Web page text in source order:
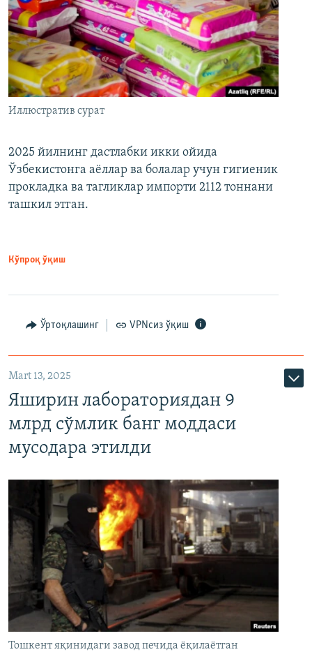
Иллюстратив сурат
2025 йилнинг дастлабки икки ойида
Ўзбекистонга аёллар ва болалар учун гигиеник
прокладка ва тагликлар импорти 2112 тоннани
ташкил этган.
Кўпроқ ўқиш
Ўртоқлашинг VPNсиз ўқиш
Mart 13, 2025
Яширин лабораториядан 9
млрд сўмлик банг моддаси
мусодара этилди
Тошкент яқинидаги завод печида ёқилаётган